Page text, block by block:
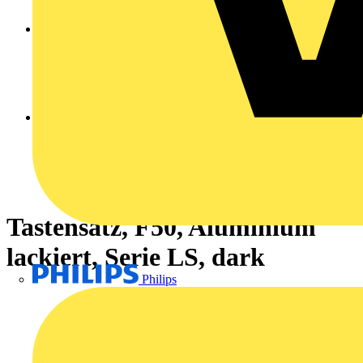
Philips
Tastensatz, F50, Aluminium
lackiert, Serie LS, dark